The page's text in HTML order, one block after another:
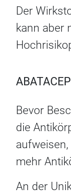
Der
kann aber
Bevor
die
mehr
An der